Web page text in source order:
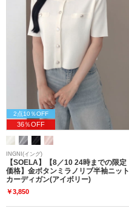
2点10％OFF
36％OFF
INGNI(イング)
【SOELA】【8／10 24時までの限定
価格】金ボタンミラノリブ半袖ニット
カーディガン(アイボリー)
￥3,850